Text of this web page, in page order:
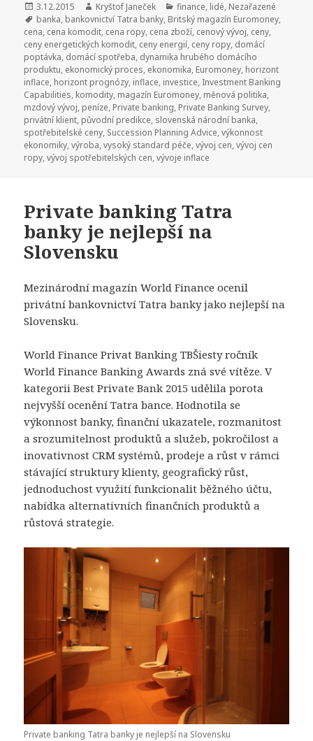
Publikováno:
3.12.2015 Autor:
Kryštof Janeček Rubriky:
finance, lidé, Nezařazené
Štítky:
banka, bankovnictví Tatra banky, Britský magazín Euromoney,
cena, cena komodit, cena ropy, cena zboží, cenový vývoj, ceny,
ceny energetických komodit, ceny energií, ceny ropy, domácí
poptávka, domácí spotřeba, dynamika hrubého domácího
produktu, ekonomický proces, ekonomika, Euromoney, horizont
inflace, horizont prognózy, inflace, investice, Investment Banking
Capabilities, komodity, magazín Euromoney, měnová politika,
mzdový vývoj, peníze, Private banking, Private Banking Survey,
privátní klient, původní predikce, slovenská národní banka,
spotřebitelské ceny, Succession Planning Advice,výkonnost
ekonomiky,výroba,vysoký standard péče,vývoj cen,vývoj cen
ropy,vývoj spotřebitelských cen,vývoje inflace
Private banking Tatra
banky je nejlepší na
Slovensku
Mezinárodní magazín World Finance ocenil
privátní bankovnictví Tatra banky jako nejlepší na
Slovensku.
World Finance Privat Banking TBŠiesty ročník
World Finance Banking Awards zná své vítěze. V
kategorii Best Private Bank 2015 udělila porota
nejvyšší ocenění Tatra bance. Hodnotila se
výkonnost banky, finanční ukazatele, rozmanitost
a srozumitelnost produktů a služeb, pokročilost a
inovativnost CRM systémů, prodeje a růst v rámci
stávající struktury klienty, geografický růst,
jednoduchost využití funkcionalit běžného účtu,
nabídka alternativních finančních produktů a
růstová strategie.
Private banking Tatra banky je nejlepší na Slovensku